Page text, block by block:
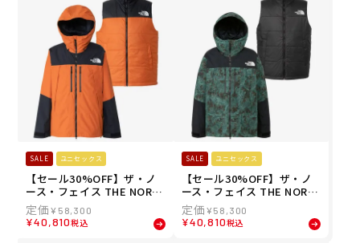
SALE ユニセックス
【セール30%OFF】ザ・ノ
ース・フェイス THE NORT
H FACE 25-26 ユニセックス
スノーバード トリクライメ
イト ジャケット Snowbird
¥ 58,300
¥40,810税込
SALE ユニセックス
【セール30%OFF】ザ・ノ
ース・フェイス THE NORT
H FACE 25-26 ユニセックス
スノーバード トリクライメ
イト ジャケット Snowbird
¥58,300
¥40,810税込